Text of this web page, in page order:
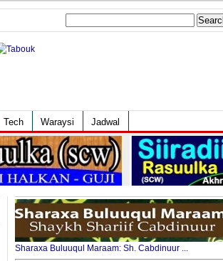
Tech Waraysi Jadwal
Sharaxa Buluuqul Maraam: Sh. Cabdinuur ...